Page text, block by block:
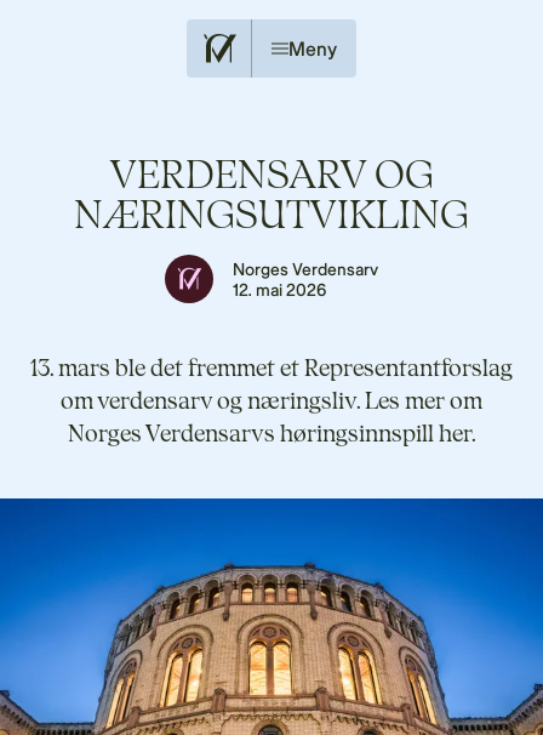
Meny
VERDENSARV OG
NÆRINGSUTVIKLING
Norges Verdensarv
12. mai 2026
13. mars ble det fremmet et Representantforslag
om verdensarv og næringsliv. Les mer om
Norges Verdensarvs høringsinnspill her.